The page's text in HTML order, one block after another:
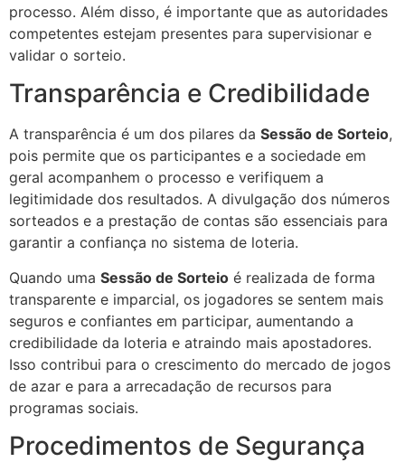
processo. Além disso, é importante que as autoridades
competentes estejam presentes para supervisionar e
validar o sorteio.
Transparência e Credibilidade
A transparência é um dos pilares da Sessão de Sorteio,
pois permite que os participantes e a sociedade em
geral acompanhem o processo e verifiquem a
legitimidade dos resultados. A divulgação dos números
sorteados e a prestação de contas são essenciais para
garantir a confiança no sistema de loteria.
Quando uma Sessão de Sorteio é realizada de forma
transparente e imparcial, os jogadores se sentem mais
seguros e confiantes em participar, aumentando a
credibilidade da loteria e atraindo mais apostadores.
Isso contribui para o crescimento do mercado de jogos
de azar e para a arrecadação de recursos para
programas sociais.
Procedimentos de Segurança